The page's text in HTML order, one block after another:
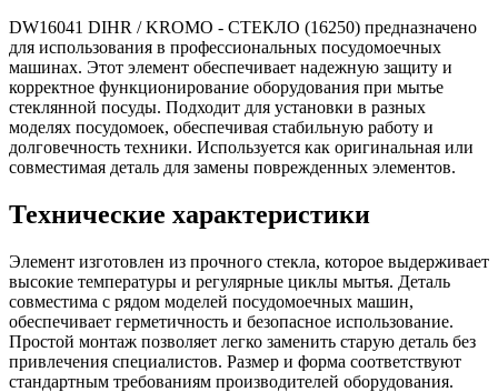
DW16041 DIHR / KROMO - СТЕКЛО (16250) предназначено
для использования в профессиональных посудомоечных
машинах. Этот элемент обеспечивает надежную защиту и
корректное функционирование оборудования при мытье
стеклянной посуды. Подходит для установки в разных
моделях посудомоек, обеспечивая стабильную работу и
долговечность техники. Используется как оригинальная или
совместимая деталь для замены поврежденных элементов.
Технические характеристики
Элемент изготовлен из прочного стекла, которое выдерживает
высокие температуры и регулярные циклы мытья. Деталь
совместима с рядом моделей посудомоечных машин,
обеспечивает герметичность и безопасное использование.
Простой монтаж позволяет легко заменить старую деталь без
привлечения специалистов. Размер и форма соответствуют
стандартным требованиям производителей оборудования.